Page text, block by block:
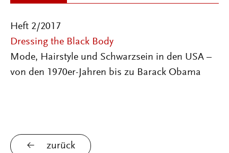
Heft 2/2017
Dressing the Black Body
Mode, Hairstyle und Schwarzsein in den USA –
von den 1970er-Jahren bis zu Barack Obama
zurück